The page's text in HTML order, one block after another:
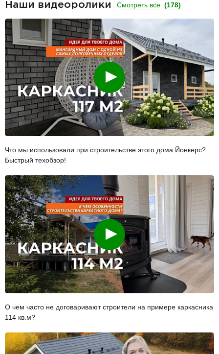
Наши видеоролики Смотреть все (178)
Смотреть
Что мы использовали при строительстве этого дома Йонкерс?
Быстрый техобзор!
Смотреть
О чем часто не договаривают строители на примере каркасника
114 кв.м?